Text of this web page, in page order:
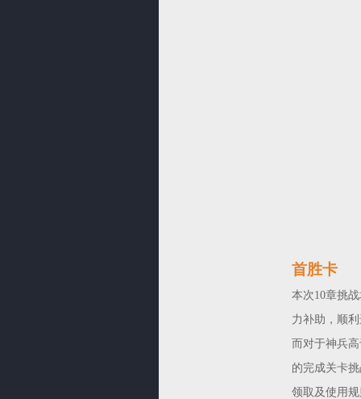
首胜卡
本次10章挑
力补助，顺
而对于神兵
的完成关卡
领取及使用